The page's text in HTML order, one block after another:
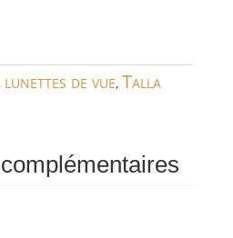
lunettes de vue, Talla